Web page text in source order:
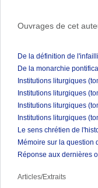
Ouvrages de cet
De la définition de
De la monarchie
Institutions liturgiques
Institutions liturgiques
Institutions liturgiques
Institutions liturgiques
Le sens chrétien de
Mémoire sur la question
Réponse aux dernières
Articles/Extraits